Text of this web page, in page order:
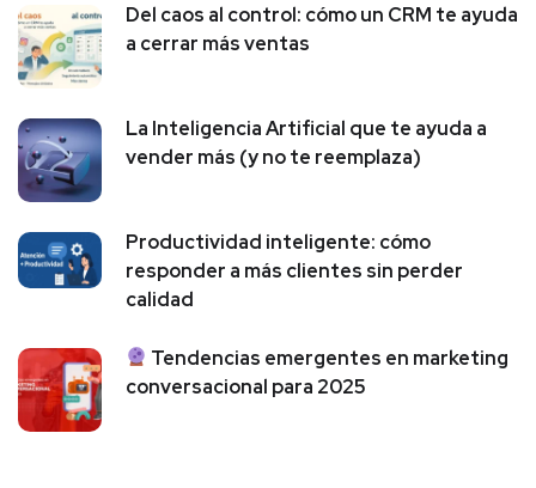
Del caos al control: cómo un CRM te ayuda
a cerrar más ventas
La Inteligencia Artificial que te ayuda a
vender más (y no te reemplaza)
Productividad inteligente: cómo
responder a más clientes sin perder
calidad
Tendencias emergentes en marketing
conversacional para 2025